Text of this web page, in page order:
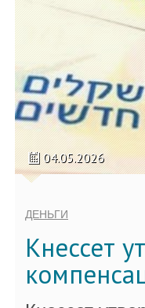
04.05.2026
ДЕНЬГИ
Кнессет